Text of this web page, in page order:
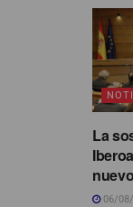
La
06/